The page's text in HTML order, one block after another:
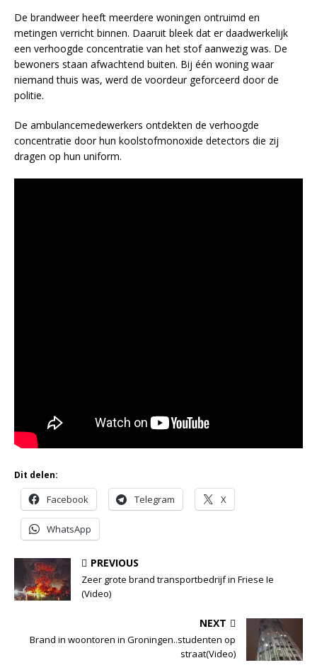
De brandweer heeft meerdere woningen ontruimd en
metingen verricht binnen. Daaruit bleek dat er daadwerkelijk
een verhoogde concentratie van het stof aanwezig was. De
bewoners staan afwachtend buiten. Bij één woning waar
niemand thuis was, werd de voordeur geforceerd door de
politie.
De ambulancemedewerkers ontdekten de verhoogde
concentratie door hun koolstofmonoxide detectors die zij
dragen op hun uniform.
Dit delen:
Facebook Telegram X
WhatsApp
PREVIOUS
Zeer grote brand transportbedrijf in Friese Ie
(Video)
NEXT
Brand in woontoren in Groningen..studenten op
straat(Video)